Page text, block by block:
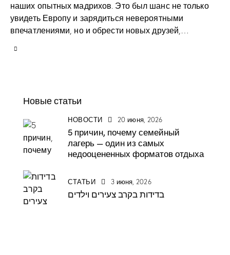
наших опытных мадрихов. Это был шанс не только
увидеть Европу и зарядиться невероятными
впечатлениями, но и обрести новых друзей,…
Новые статьи
НОВОСТИ 20 июня, 2026
5 причин, почему семейный
лагерь — один из самых
недооцененных форматов отдыха
СТАТЬИ 3 июня, 2026
בדידות בקרב צעירים וילדים